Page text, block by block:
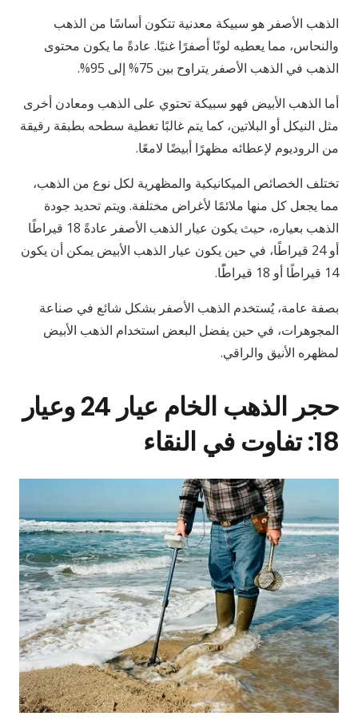
الذهب الأصفر هو سبيكة معدنية تتكون أساسًا من الذهب
والنحاس، مما يعطيه لونًا أصفرًا غنيًا. عادةً ما يكون محتوى
الذهب في الذهب الأصفر يتراوح بين 75% إلى 95%.
أما الذهب الأبيض فهو سبيكة تحتوي على الذهب ومعادن أخرى
مثل النيكل أو البلاتين، كما يتم غالبًا تغطية سطحه بطبقة رقيقة
من الروديوم لإعطائه مظهرًا أبيضًا لامعًا.
تختلف الخصائص الميكانيكية والمظهرية لكل نوع من الذهب،
مما يجعل كل منها ملائمًا لأغراض مختلفة. ويتم تحديد جودة
الذهب بعياره، حيث يكون عيار الذهب الأصفر عادةً 18 قيراطًا
أو 24 قيراطًا، في حين يكون عيار الذهب الأبيض يمكن أن يكون
14 قيراطًا أو 18 قيراطًًا.
بصفة عامة، يُستخدم الذهب الأصفر بشكل شائع في صناعة
المجوهرات، في حين يفضل البعض استخدام الذهب الأبيض
لمظهره الأنيق والراقي.
حجر الذهب الخام عيار 24 وعيار
18: تفاوت في النقاء